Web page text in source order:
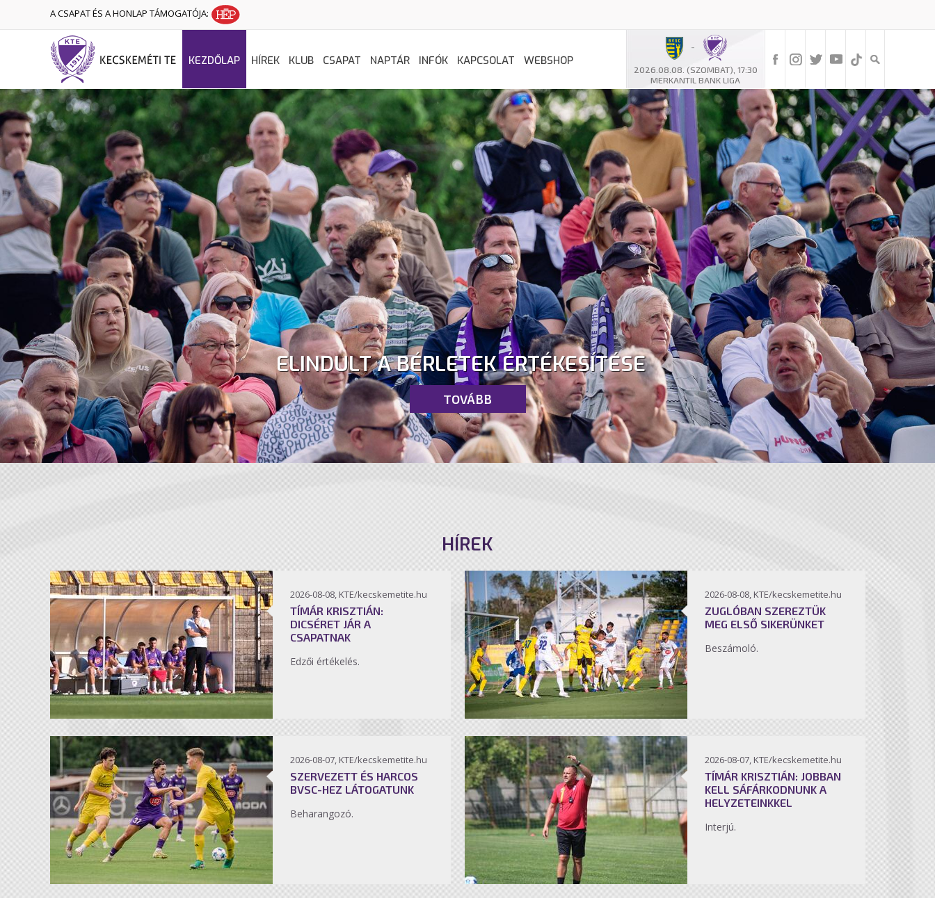
A CSAPAT ÉS A HONLAP TÁMOGATÓJA:
-
2026.08.08. (SZOMBAT), 17:30
MERKANTIL BANK LIGA
KEZDŐLAP HÍREK KLUB CSAPAT NAPTÁR INFÓK KAPCSOLAT WEBSHOP
ELINDULT A BÉRLETEK ÉRTÉKESÍTÉSE
TOVÁBB
HÍREK
2026-08-08, KTE/kecskemetite.hu
TÍMÁR KRISZTIÁN:
DICSÉRET JÁR A
CSAPATNAK
Edzői értékelés.
2026-08-08, KTE/kecskemetite.hu
ZUGLÓBAN SZEREZTÜK
MEG ELSŐ SIKERÜNKET
Beszámoló.
2026-08-07, KTE/kecskemetite.hu
SZERVEZETT ÉS HARCOS
BVSC-HEZ LÁTOGATUNK
Beharangozó.
2026-08-07, KTE/kecskemetite.hu
TÍMÁR KRISZTIÁN: JOBBAN
KELL SÁFÁRKODNUNK A
HELYZETEINKKEL
Interjú.